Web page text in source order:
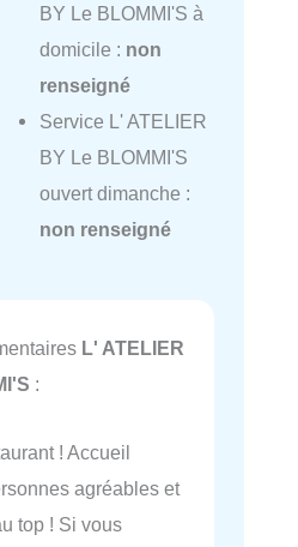
BY Le BLOMMI'S à
domicile : non
renseigné
Service L' ATELIER
BY Le BLOMMI'S
ouvert dimanche :
non renseigné
L' ATELIER
:
! Accueil
agréables et
top ! Si vous